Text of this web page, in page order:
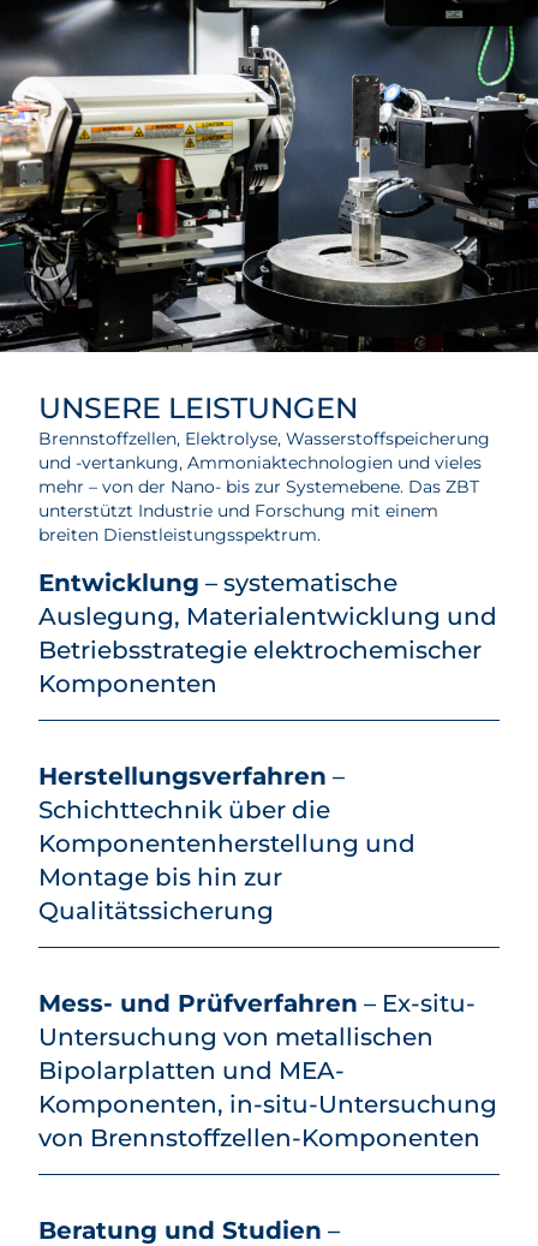
UNSERE LEISTUNGEN
Brennstoffzellen, Elektrolyse, Wasserstoffspeicherung
und -vertankung, Ammoniaktechnologien und vieles
mehr – von der Nano- bis zur Systemebene. Das ZBT
unterstützt Industrie und Forschung mit einem
breiten Dienstleistungsspektrum.
Entwicklung – systematische
Auslegung, Materialentwicklung und
Betriebsstrategie elektrochemischer
Komponenten
Herstellungsverfahren –
Schichttechnik über die
Komponentenherstellung und
Montage bis hin zur
Qualitätssicherung
Mess- und Prüfverfahren – Ex-situ-
Untersuchung von metallischen
Bipolarplatten und MEA-
Komponenten, in-situ-Untersuchung
von Brennstoffzellen-Komponenten
Beratung und Studien –